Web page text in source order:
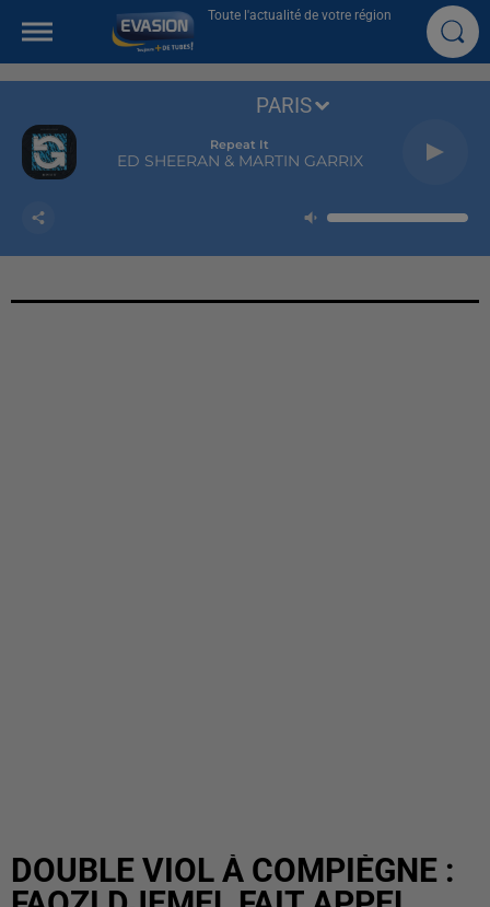
Toute l'actualité de votre région
Repeat It
ED SHEERAN & MARTIN GARRIX
PARIS
DOUBLE VIOL À COMPIÈGNE :